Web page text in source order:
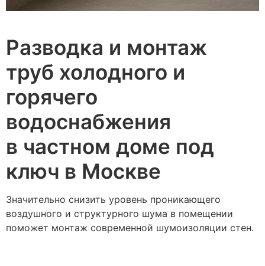
Разводка и монтаж
труб холодного и
горячего
водоснабжения
в частном доме под
ключ в Москве
Значительно снизить уровень проникающего
воздушного и структурного шума в помещении
поможет монтаж современной шумоизоляции стен.